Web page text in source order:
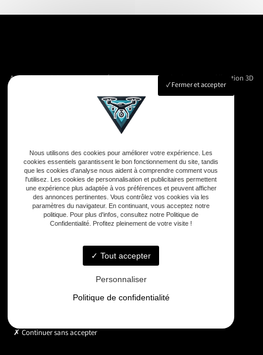
Accueil Suivi de chantier
Modélisation 3D
Contact
Adresse
33590 Vensac
Téléphone
06 33 48 35 75
Email
contact@gd-drones-services.fr
Horaires
Fermer et accepter
Nous utilisons des cookies pour améliorer votre expérience. Les
cookies essentiels garantissent le bon fonctionnement du site, tandis
que les cookies d'analyse nous aident à comprendre comment vous
l'utilisez. Les cookies de personnalisation et publicitaires permettent
une expérience plus adaptée à vos préférences et peuvent afficher
des annonces pertinentes. Vous contrôlez vos cookies via les
paramètres du navigateur. En continuant, vous acceptez notre
politique. Pour plus d'infos, consultez notre Politique de
Confidentialité. Profitez pleinement de votre visite !
Tout accepter
Personnaliser
Politique de confidentialité
Continuer sans accepter